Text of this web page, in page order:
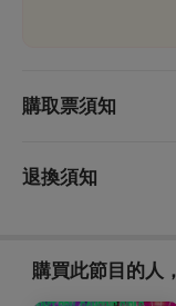
購取票須知
退換須知
購買此節目的人